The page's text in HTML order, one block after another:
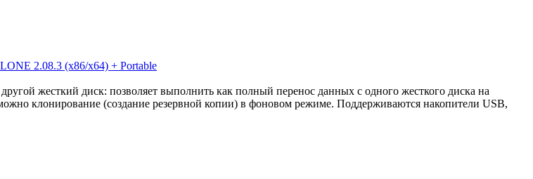
жесткий диск: позволяет выполнить как полный перенос данных с одного жесткого диска на
клонирование (создание резервной копии) в фоновом режиме. Поддерживаются накопители USB,